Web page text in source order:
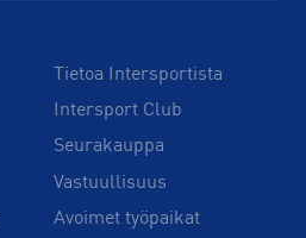
Tietoa Intersportista
Intersport Club
Seurakauppa
Vastuullisuus
Avoimet työpaikat